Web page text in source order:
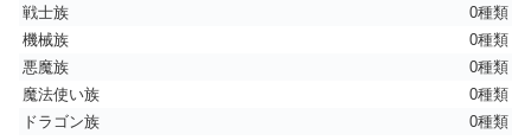
戦士族
0種類
機械族
0種類
悪魔族
0種類
魔法使い族
0種類
ドラゴン族
0種類